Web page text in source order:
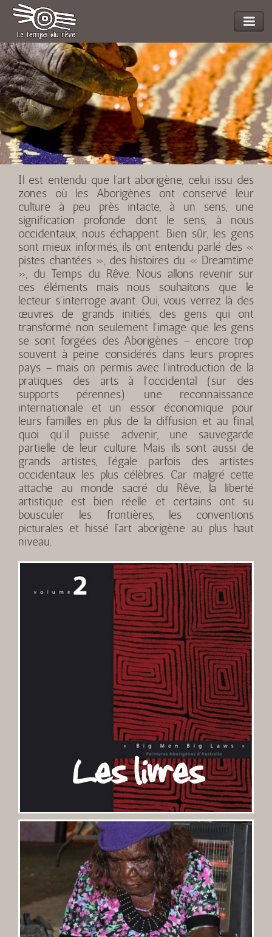
Il est entendu que l’art aborigène, celui issu des
zones où les Aborigènes ont conservé leur
culture à peu près intacte, à un sens, une
signification profonde dont le sens, à nous
occidentaux, nous échappent. Bien sûr, les gens
sont mieux informés, ils ont entendu parlé des «
pistes chantées », des histoires du « Dreamtime
», du Temps du Rêve. Nous allons revenir sur
ces éléments mais nous souhaitons que le
lecteur s’interroge avant. Oui, vous verrez là des
œuvres de grands initiés, des gens qui ont
transformé non seulement l’image que les gens
se sont forgées des Aborigènes – encore trop
souvent à peine considérés dans leurs propres
pays – mais on permis avec l’introduction de la
pratiques des arts à l’occidental (sur des
supports pérennes) une reconnaissance
internationale et un essor économique pour
leurs familles en plus de la diffusion et au final,
quoi qu’il puisse advenir, une sauvegarde
partielle de leur culture. Mais ils sont aussi de
grands artistes, l’égale parfois des artistes
occidentaux les plus célèbres. Car malgré cette
attache au monde sacré du Rêve, la liberté
artistique est bien réelle et certains ont su
bousculer les frontières, les conventions
picturales et hissé l’art aborigène au plus haut
niveau.
Les livres